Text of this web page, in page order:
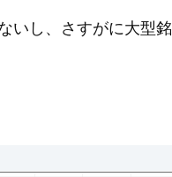
いし、さすがに大型